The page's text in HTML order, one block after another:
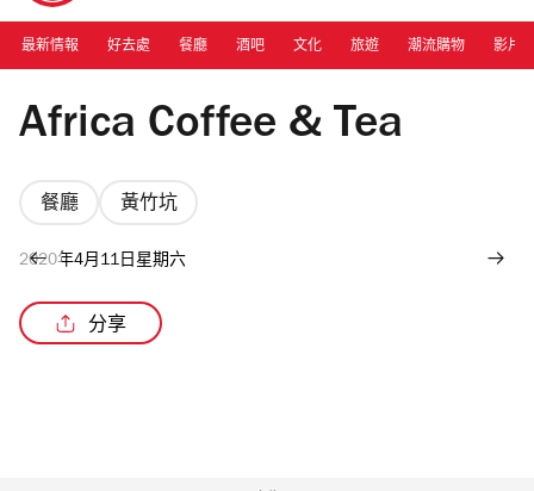
最新情報 好去處 餐廳 酒吧 文化 旅遊 潮流購物 影片
Photograph: Ann Chiu
Africa Coffee & Tea
餐廳 黃竹坑
2020年4月11日星期六
分享